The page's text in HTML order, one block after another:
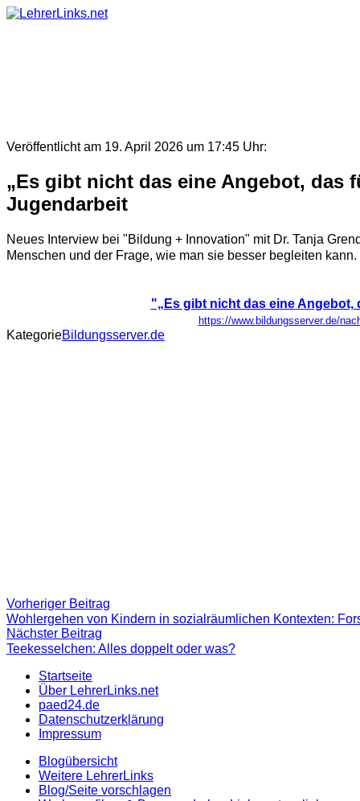
Skip
Veröffentlicht am 19. April 2026 um 17:45 Uhr:
„Es gibt nicht das eine Angebot, das
Jugendarbeit
Neues Interview bei "Bildung + Innovation" mit Dr. Tanja
Menschen und der Frage, wie man sie besser begleiten
"„Es gibt nicht das eine
https://www.bildungsserver.de/
KategorieBildungsserver.de
Beitragsnavigation
Vorheriger Beitrag
Beitrag:
Wohlergehen von Kindern in sozialräumlichen Kontexten:
Nächster Beitrag
Beitrag
Teekesselchen: Alles doppelt oder was?
Startseite
Über LehrerLinks.net
paed24.de
Datenschutzerklärung
Impressum
Blogübersicht
Weitere LehrerLinks
Blog/Seite vorschlagen